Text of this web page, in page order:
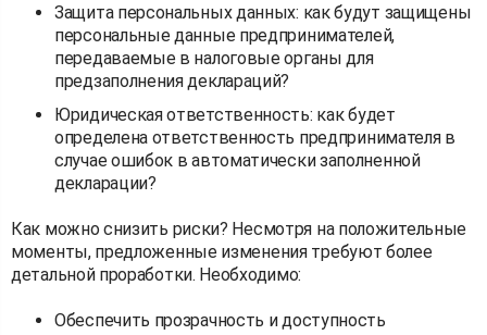
Защита персональных данных: как будут защищены
персональные данные предпринимателей,
передаваемые в налоговые органы для
предзаполнения деклараций?
Юридическая ответственность: как будет
определена ответственность предпринимателя в
случае ошибок в автоматически заполненной
декларации?
Как можно снизить риски? Несмотря на положительные
моменты, предложенные изменения требуют более
детальной проработки. Необходимо:
Обеспечить прозрачность и доступность